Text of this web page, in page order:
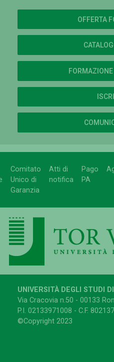
OFFERTA
Comitato
Unico di
Garanzia
Atti di
notifica
Pago
PA
UNIVERSITÀ DEGLI STUDI
Via Cracovia n.50 - 00133
P.I. 02133971008 - C.F.
©Copyright 2023